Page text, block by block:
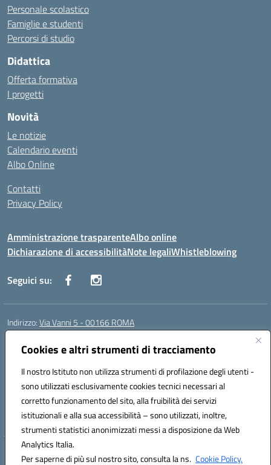
Cookies e altri strumenti di tracciamento
Il nostro Istituto non utilizza strumenti di profilazione degli utenti -
sono utilizzati esclusivamente cookies tecnici necessari al
corretto funzionamento del sito, alla fruibilità dei servizi
istituzionali e alla sua accessibilità – sono utilizzati, inoltre,
strumenti statistici anonimizzati messi a disposizione da Web
Analytics Italia.
Per saperne di più sul nostro sito, consulta la ns. Cookie Policy.
Personale scolastico
Famiglie e studenti
Percorsi di studio
Didattica
Offerta formativa
I progetti
Novità
Le notizie
Calendario eventi
Albo Online
Contatti
Privacy Policy
Amministrazione trasparenteAlbo online
Dichiarazione di accessibilitàNote legaliWhistleblowing
Seguici su:
Indirizzo:Via Vanni 5 - 00166 ROMA
Centralino:
Posta elettronica certificata (PEC):RMIC86500P@pec.istruzione.it
Codice fiscale: 97197050582
Codice meccanografico:RMIC86500P
Codice Indice delle Pubbliche Amministrazioni (IPA): istsc_RMIC86500P
Codice unico di fatturazione (CUF): UFSRRZ
Hosting & Powered by 3D Solution S.r.l.